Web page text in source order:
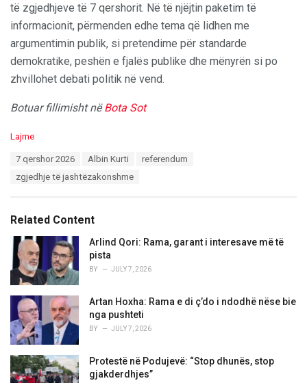
të zgjedhjeve të 7 qershorit. Në të njëjtin paketim të
informacionit, përmenden edhe tema që lidhen me
argumentimin publik, si pretendime për standarde
demokratike, peshën e fjalës publike dhe mënyrën si po
zhvillohet debati politik në vend.
Botuar fillimisht nëBota Sot
C
i
e
s
Lajme
7 qershor 2026 Albin Kurti
referendum
zgjedhje të jashtëzakonshme
Related Content
Arlind Qori: Rama, garant i interesave më të
pista
BY JULY 7, 2026
Artan Hoxha: Rama e di ç’do i ndodhë nëse bie
nga pushteti
BY JULY 7, 2026
Protestë në Podujevë: “Stop dhunës, stop
gjakderdhjes”